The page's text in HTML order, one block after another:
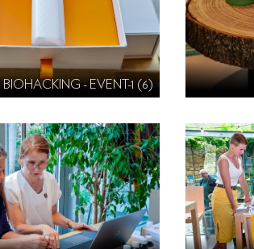
BIOHACKING - EVENT-1 (6)